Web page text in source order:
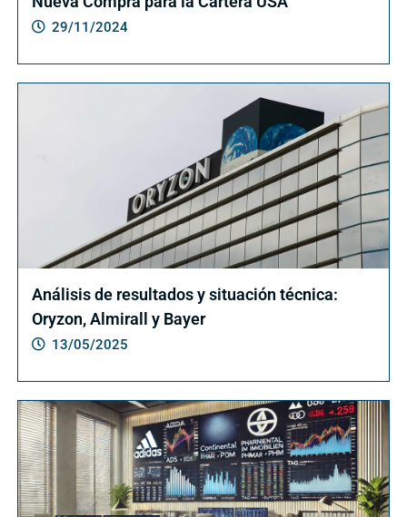
29/11/2024
Análisis de resultados y situación técnica:
Oryzon, Almirall y Bayer
13/05/2025